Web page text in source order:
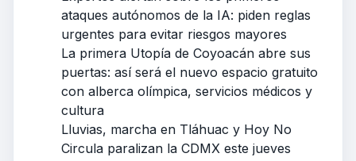
ataques autónomos de la IA: piden reglas
urgentes para evitar riesgos mayores
La primera Utopía de Coyoacán abre sus
puertas: así será el nuevo espacio gratuito
con alberca olímpica, servicios médicos y
cultura
Lluvias, marcha en Tláhuac y Hoy No
Circula paralizan la CDMX este jueves